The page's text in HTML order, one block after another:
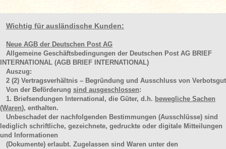
Wichtig für ausländische Kunden:
Neue AGB der Deutschen Post AG
Allgemeine Geschäftsbedingungen der Deutschen Post AG BRIEF
INTERNATIONAL (AGB BRIEF INTERNATIONAL)
Auszug:
2 (2) Vertragsverhältnis – Begründung und Ausschluss von Verbotsgut
Von der Beförderung sind ausgeschlossen:
1. Briefsendungen International, die Güter, d.h. bewegliche Sachen
(Waren), enthalten.
Unbeschadet der nachfolgenden Bestimmungen (Ausschlüsse) sind
lediglich schriftliche, gezeichnete, gedruckte oder digitale Mitteilungen
und Informationen
(Dokumente) erlaubt. Zugelassen sind Waren unter den